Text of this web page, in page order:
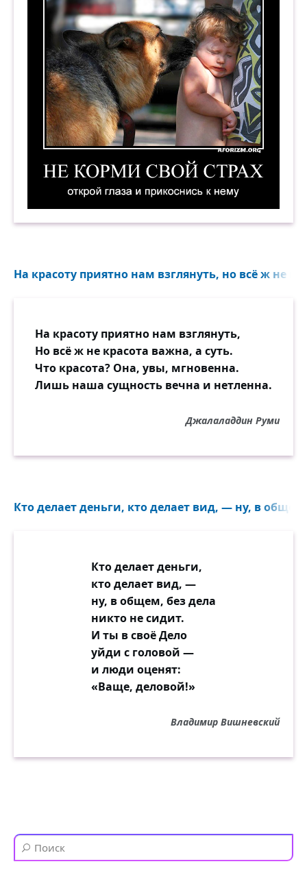
На красоту приятно нам взглянуть, но всё ж не
На красоту приятно нам взглянуть,
Но всё ж не красота важна, а суть.
Что красота? Она, увы, мгновенна.
Лишь наша сущность вечна и нетленна.
Джалаладдин Руми
Кто делает деньги, кто делает вид, — ну, в
Кто делает деньги,
кто делает вид, —
ну, в общем, без дела
никто не сидит.
И ты в своё Дело
уйди с головой —
и люди оценят:
«Ваще, деловой!»
Владимир Вишневский